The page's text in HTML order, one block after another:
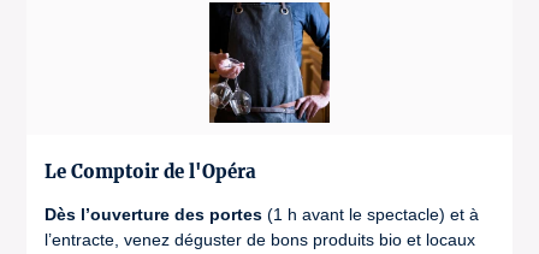
Le Comptoir de l'Opéra
Dès l’ouverture des portes (1 h avant le spectacle) et à
l’entracte, venez déguster de bons produits bio et locaux